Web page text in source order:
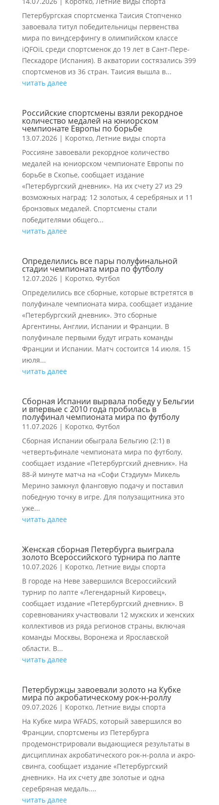
Петербургская спортсменка Таисия Стопченко
завоевала титул победительницы первенства
мира по виндсерфингу в олимпийском классе
iQFOiL среди спортсменок до 19 лет в Сант-Пере-
Пескадоре (Испания). В акватории состязались 399
спортсменов из 36 стран. Таисия вышла в...
читать далее
Российские спортсмены взяли рекордное
количество медалей на юниорском
чемпионате Европы по борьбе
13.07.2026| Коротко, Летние виды спорта
Россияне завоевали рекордное количество
медалей на юниорском чемпионате Европы по
борьбе в Скопье, сообщает издание
«Петербургский дневник». На их счету 27 из 29
возможных наград: 12 золотых, 4 серебряных и 11
бронзовых медалей. Спортсмены стали
победителями общего...
читать далее
Определились все пары полуфинальной
стадии чемпионата мира по футболу
12.07.2026| Коротко, Футбол
Определились все сборные, которые встретятся в
полуфинале чемпионата мира, сообщает издание
«Петербургский дневник». Это сборные
Аргентины, Англии, Испании и Франции. В
полуфинале первыми будут играть команды
Франции и Испании. Матч состоится 14 июля. 15
июля...
читать далее
Сборная Испании вырвала победу у Бельгии
и впервые с 2010 года пробилась в
полуфинал чемпионата мира по футболу
11.07.2026| Коротко, Футбол
Сборная Испании обыграла Бельгию (2:1) в
четвертьфинале чемпионата мира по футболу,
сообщает издание «Петербургский дневник». На
88-й минуте матча на «Софи Стэдиум» Микель
Мерино замкнул фланговую подачу и поставил
победную точку в игре. Для полузащитника это
уже...
читать далее
Женская сборная Петербурга выиграла
золото Всероссийского турнира по лапте
10.07.2026| Коротко, Летние виды спорта
В городе на Неве завершился Всероссийский
турнир по лапте «Легендарный Кировец»,
сообщает издание «Петербургский дневник». В
соревнованиях участвовали 12 мужских и женских
коллективов из ряда регионов страны, включая
команды Москвы, Воронежа и Ярославской
области. В...
читать далее
Петербуржцы завоевали золото на Кубке
мира по акробатическому рок-н-роллу
09.07.2026| Коротко, Летние виды спорта
На Кубке мира WFADS, который завершился во
Франции, спортсмены из Петербурга
продемонстрировали выдающиеся результаты в
дисциплинах акробатического рок-н-ролла и акро-
свинга, сообщает издание «Петербургский
дневник». На их счету две золотые и одна
серебряная медаль....
читать далее